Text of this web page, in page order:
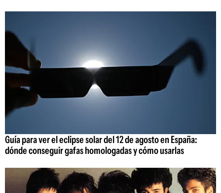
Guía para ver el eclipse solar del 12 de agosto en España:
dónde conseguir gafas homologadas y cómo usarlas